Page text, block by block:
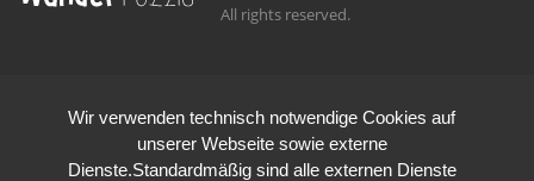
All rights reserved.
Wir verwenden technisch notwendige Cookies auf
unserer Webseite sowie externe
Dienste.Standardmäßig sind alle externen Dienste